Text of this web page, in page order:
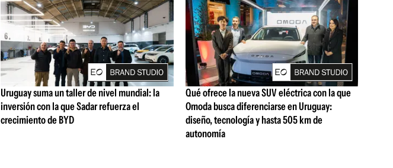
Uruguay suma un taller de nivel mundial: la
inversión con la que Sadar refuerza el
crecimiento de BYD
Qué ofrece la nueva SUV eléctrica con la que
Omoda busca diferenciarse en Uruguay:
diseño, tecnología y hasta 505 km de
autonomía